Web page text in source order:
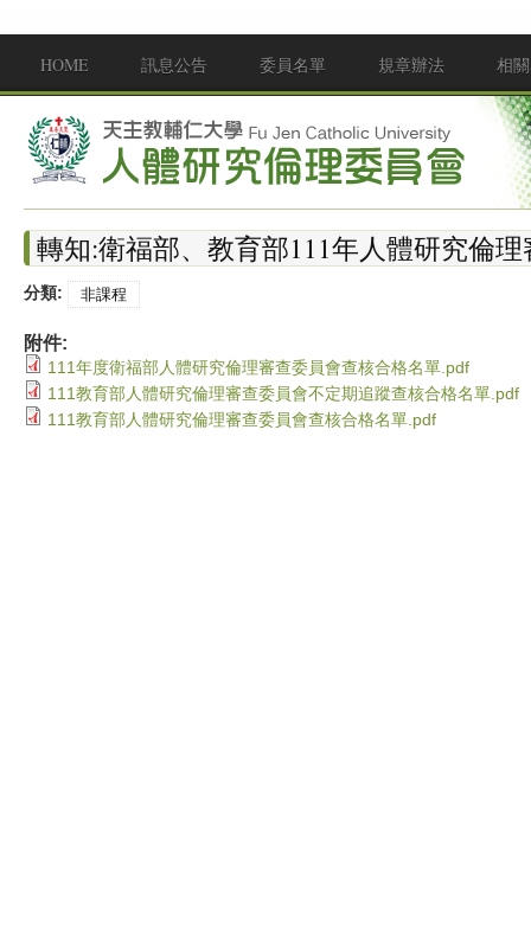
Main menu
HOME 訊息公告 委員名單 規章辦法 相
轉知:衛福部、教育部111年人體研究倫
分類: 非課程
附件:
111年度衛福部人體研究倫理審查委員會查核合格名單.pdf
111教育部人體研究倫理審查委員會不定期追蹤查核合格名單.pdf
111教育部人體研究倫理審查委員會查核合格名單.pdf